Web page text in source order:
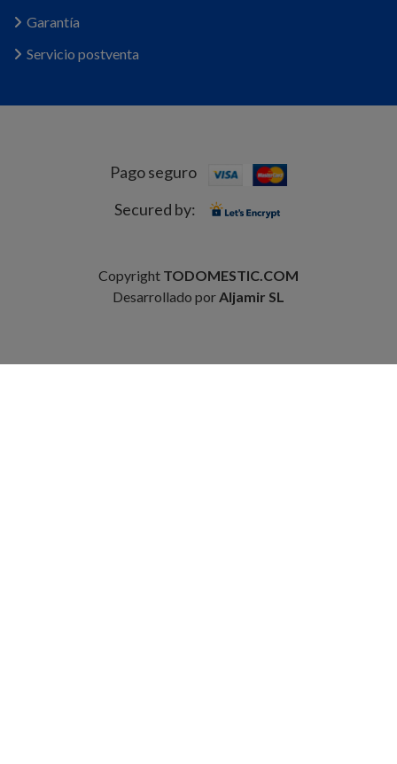
Garantía
Servicio postventa
Pago seguro
Secured by:
Copyright TODOMESTIC.COM
Desarrollado porAljamir SL